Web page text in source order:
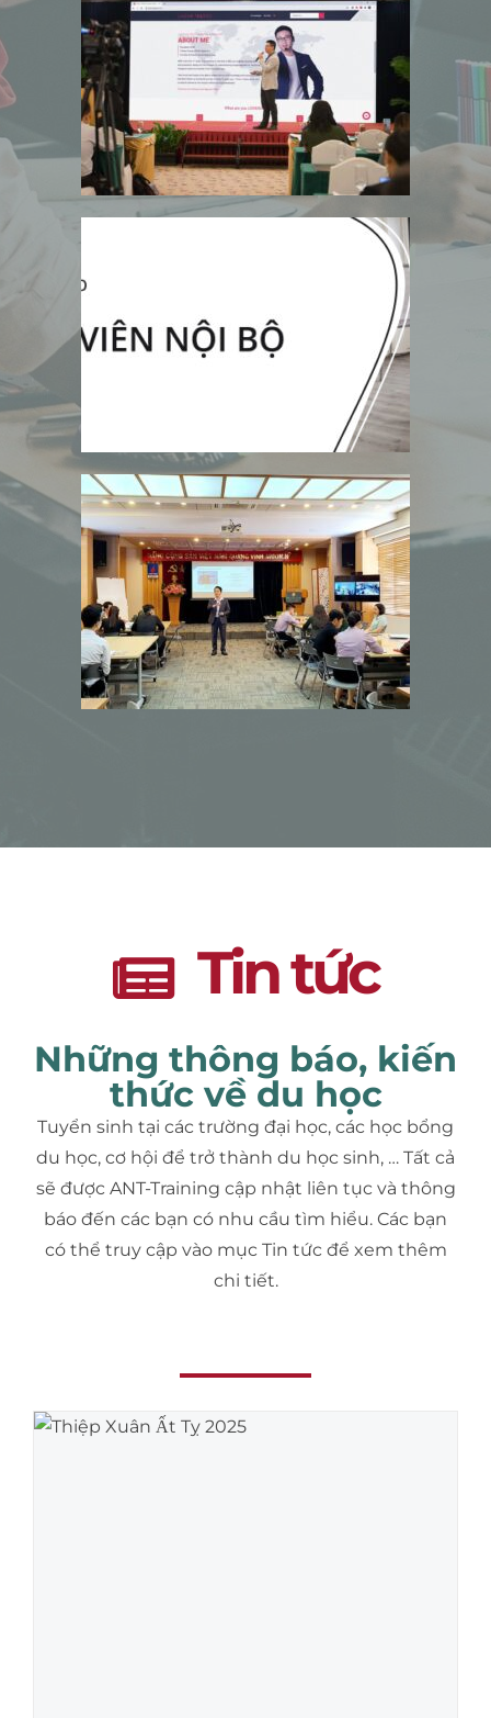
Tin tức
Những thông báo, kiến
thức về du học
Tuyển sinh tại các trường đại học, các học bổng
du học, cơ hội để trở thành du học sinh, … Tất cả
sẽ được ANT-Training cập nhật liên tục và thông
báo đến các bạn có nhu cầu tìm hiểu. Các bạn
có thể truy cập vào mục Tin tức để xem thêm
chi tiết.